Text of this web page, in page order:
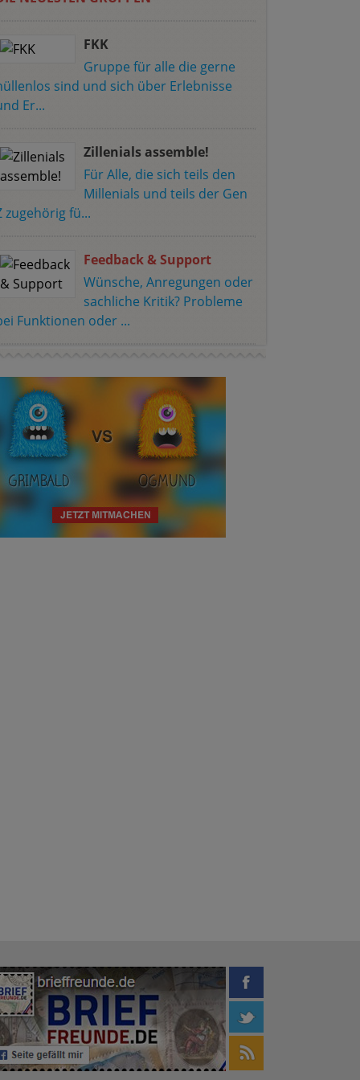
FKK
Gruppe für alle die gerne
sind und sich über Erlebnisse
Er...
Zillenials assemble!
Für Alle, die sich teils den
Millenials und teils der Gen
zugehörig fü...
Feedback & Support
Wünsche, Anregungen oder
sachliche Kritik? Probleme
Funktionen oder ...